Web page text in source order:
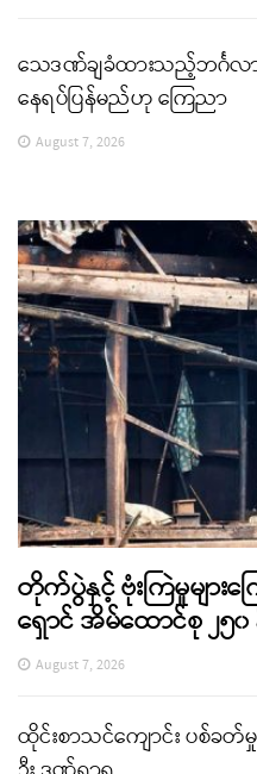
သေဒဏ်ချခံထားသည့်ဘင်္ဂလာ
နေရပ်ပြန်မည်ဟု ကြေညာ
August 7, 2026
တိုက်ပွဲနှင့် ဗုံးကြဲမှုများ
ရှောင် အိမ်ထောင်စု ၂၅၀
August 7, 2026
ထိုင်းစာသင်ကျောင်း ပစ်ခတ်